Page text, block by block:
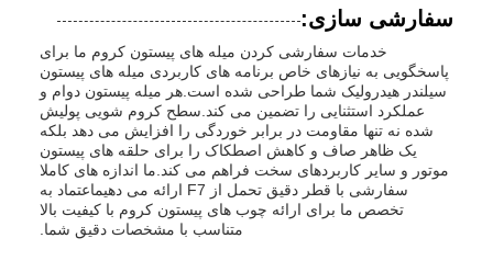
سفارشی سازی:
خدمات سفارشی کردن میله های پیستون کروم ما برای
پاسخگویی به نیازهای خاص برنامه های کاربردی میله های پیستون
سیلندر هیدرولیک شما طراحی شده است.هر میله پیستون دوام و
عملکرد استثنایی را تضمین می کند.سطح کروم شویی پولیش
شده نه تنها مقاومت در برابر خوردگی را افزایش می دهد بلکه
یک ظاهر صاف و کاهش اصطکاک را برای حلقه های پیستون
موتور و سایر کاربردهای سخت فراهم می کند.ما اندازه های کاملا
سفارشی با قطر دقیق تحمل از F7 ارائه می دهیماعتماد به
تخصص ما برای ارائه چوب های پیستون کروم با کیفیت بالا
متناسب با مشخصات دقیق شما.